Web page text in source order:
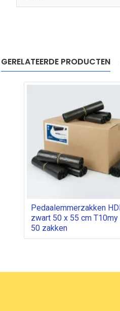
GERELATEERDE PRODUCTEN
Pedaalemmerzakken
zwart 50 x 55 cm
50 zakken